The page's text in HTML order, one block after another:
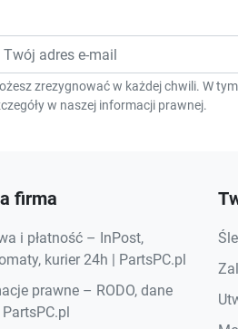
zrezygnować w każdej chwili. W
w naszej informacji prawnej.
firma
i płatność – InPost,
kurier 24h | PartsPC.pl
prawne – RODO, dane